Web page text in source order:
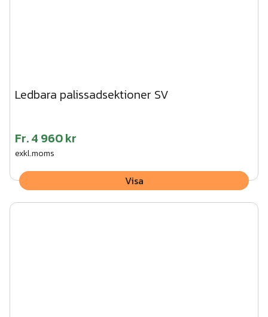
Ledbara palissadsektioner SV
Fr.4 960 kr
exkl.moms
Visa